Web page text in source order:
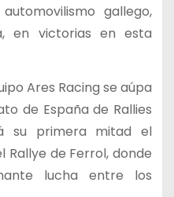
gallego,
en victorias en esta
Ares Racing se aúpa
de España de Rallies
su primera mitad el
Rallye de Ferrol, donde
lucha entre los